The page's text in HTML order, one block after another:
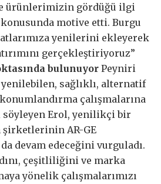
ürünlerimizin gördüğü ilgi
motive etti. Burgu
yenilerini ekleyerek
gerçekleştiriyoruz”
bulunuyor Peyniri
sağlıklı, alternatif
çalışmalarına
söyleyen Erol, yenilikçi bir
şirketlerinin AR-GE
devam edeceğini vurguladı.
çeşitliliğini ve marka
yönelik çalışmalarımızı